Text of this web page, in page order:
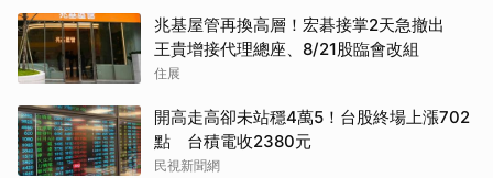
兆基屋管再換高層！宏碁接掌2天急撤出
王貴增接代理總座、8/21股臨會改組
住展
開高走高卻未站穩4萬5！台股終場上漲702
點 台積電收2380元
民視新聞網